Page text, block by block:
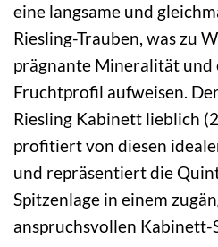
eine langsame und
Riesling-Trauben, was zu
prägnante Mineralität und
Fruchtprofil aufweisen.
Riesling Kabinett lieblich
profitiert von diesen
und repräsentiert die
Spitzenlage in einem
anspruchsvollen Kabinett-